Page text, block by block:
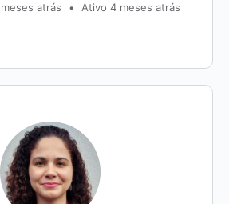
atrás • Ativo 4 meses atrás